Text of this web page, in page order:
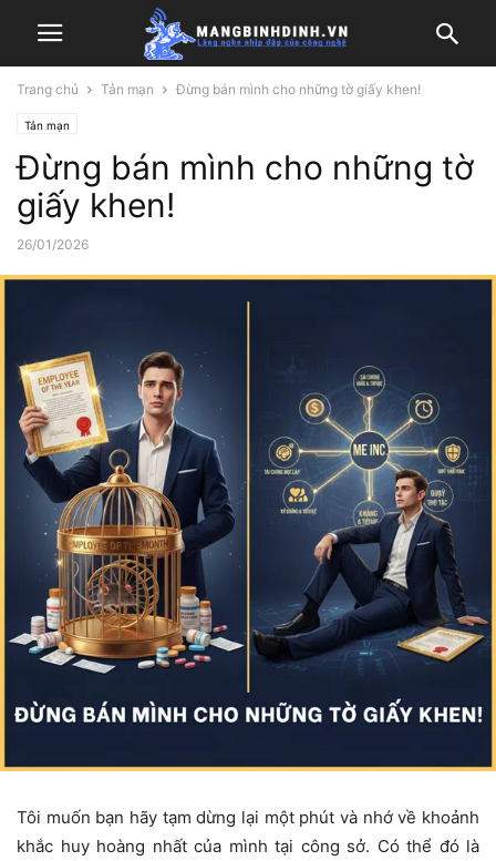
Trang chủ Tản mạn Đừng bán mình cho những tờ giấy khen!
Tản mạn
Đừng bán mình cho những tờ
giấy khen!
26/01/2026
Tôi muốn bạn hãy tạm dừng lại một phút và nhớ về khoảnh
khắc huy hoàng nhất của mình tại công sở. Có thể đó là